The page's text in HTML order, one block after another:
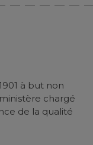
à but non
chargé
de la qualité